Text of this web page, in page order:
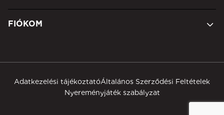
FIÓKOM
Adatkezelési tájékoztatóÁltalános Szerződési Feltételek
Nyereményjáték szabályzat